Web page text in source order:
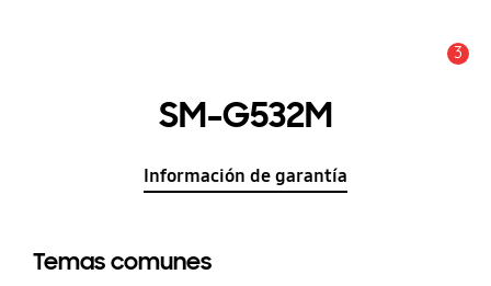
3
SM-G532M
Información de garantía
Temas comunes